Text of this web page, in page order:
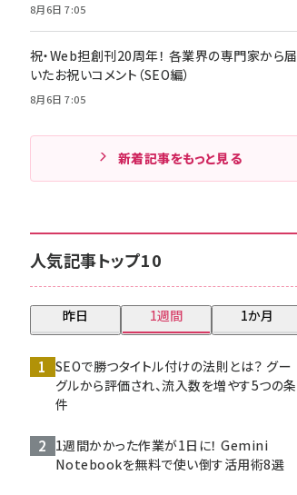
8月6日 7:05
祝・Web担創刊20周年！ 各業界の専門家から届
いたお祝いコメント（SEO編）
8月6日 7:05
新着記事をもっと見る
人気記事トップ10
昨日 1週間 1か月
SEOで勝つタイトル付けの法則とは？ グー
グルから評価され、流入数を増やす5つの条
件
1週間かかった作業が1日に！ Gemini
Notebookを無料で使い倒す活用術8選